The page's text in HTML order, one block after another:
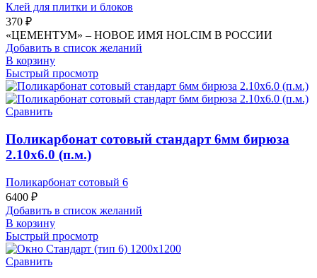
Клей для плитки и блоков
370 ₽
«ЦЕМЕНТУМ» – НОВОЕ ИМЯ HOLCIM В РОССИИ
Добавить в список желаний
В корзину
Быстрый просмотр
Сравнить
Поликарбонат сотовый стандарт 6мм бирюза
2.10х6.0 (п.м.)
Поликарбонат сотовый 6
6400 ₽
Добавить в список желаний
В корзину
Быстрый просмотр
Сравнить